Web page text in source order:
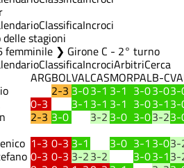
ClassificaIncroci
delle stagioni
femminile ❯ Girone C - 2° turno
ClassificaIncrociArbitriCerca
ARGBOLVALCASMORPALB-C
2-3 3-03-1 3-1 3-03-03-
0-3 3-1 3-1 3-1 3-03-13-
2-3 3-0 3-2 3-0 3-03-23-
1-3 0-3 3-1 3-0 3-1 3-03-
0-3 0-3 3-23-2 3-03-13-